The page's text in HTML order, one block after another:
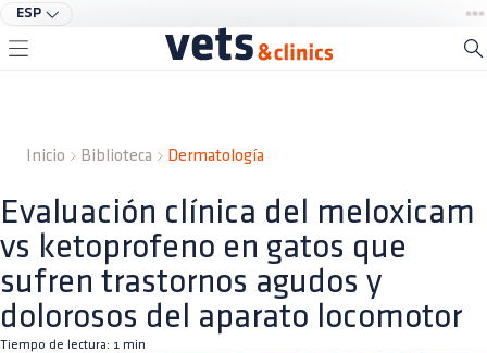
ESP
Inicio Biblioteca Dermatología
Evaluación clínica del meloxicam
vs ketoprofeno en gatos que
sufren trastornos agudos y
dolorosos del aparato locomotor
Tiempo de lectura: 1 min